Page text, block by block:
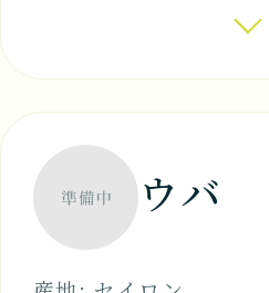
ンジティーにもよく使
ウバ